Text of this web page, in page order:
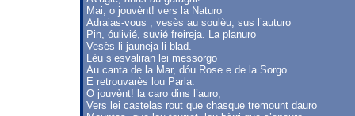
Mai, o jouvènt! vers la Naturo
Adraias-vous ; vesès au soulèu, sus l’auturo
Pin, óulivié, suvié freireja. La planuro
Vesès-li jauneja li blad.
Lèu s’esvaliran lei messorgo
Au canta de la Mar, dóu Rose e de la Sorgo
E retrouvarès lou Parla.
O jouvènt! la caro dins l’auro,
Vers lei castelas rout que chasque tremount dauro